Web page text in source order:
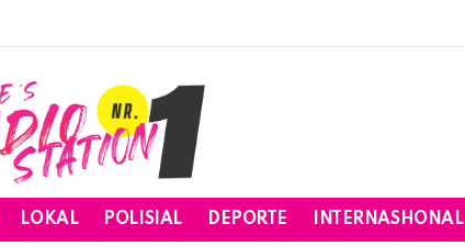
LOKAL POLISIAL DEPORTE INTERNASHONAL